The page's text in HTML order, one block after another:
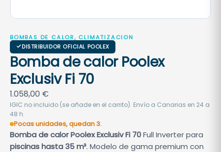
BOMBAS DE CALOR, CLIMATIZACION
DISTRIBUIDOR OFICIAL POOLEX
Bomba de calor Poolex
Exclusiv Fi 70
1.058,00 €
IGIC no incluido (se añade en el carrito). Envío a Canarias en 24 a
48 h.
Pocas unidades, quedan 3.
Bomba de calor Poolex Exclusiv Fi 70Full Inverter para
piscinas hasta 35 m³. Modelo de gama premium con